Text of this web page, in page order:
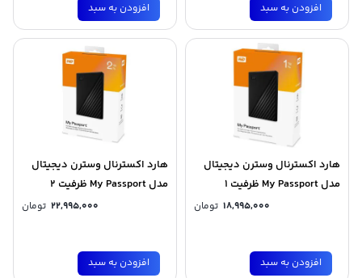
افزودن به سبد افزودن به سبد
هارد اکسترنال وسترن دیجیتال
مدل My Passport ظرفیت 1
18,995,000 تومان
افزودن به سبد
هارد اکسترنال وسترن دیجیتال
مدل My Passport ظرفیت 2
22,995,000 تومان
افزودن به سبد